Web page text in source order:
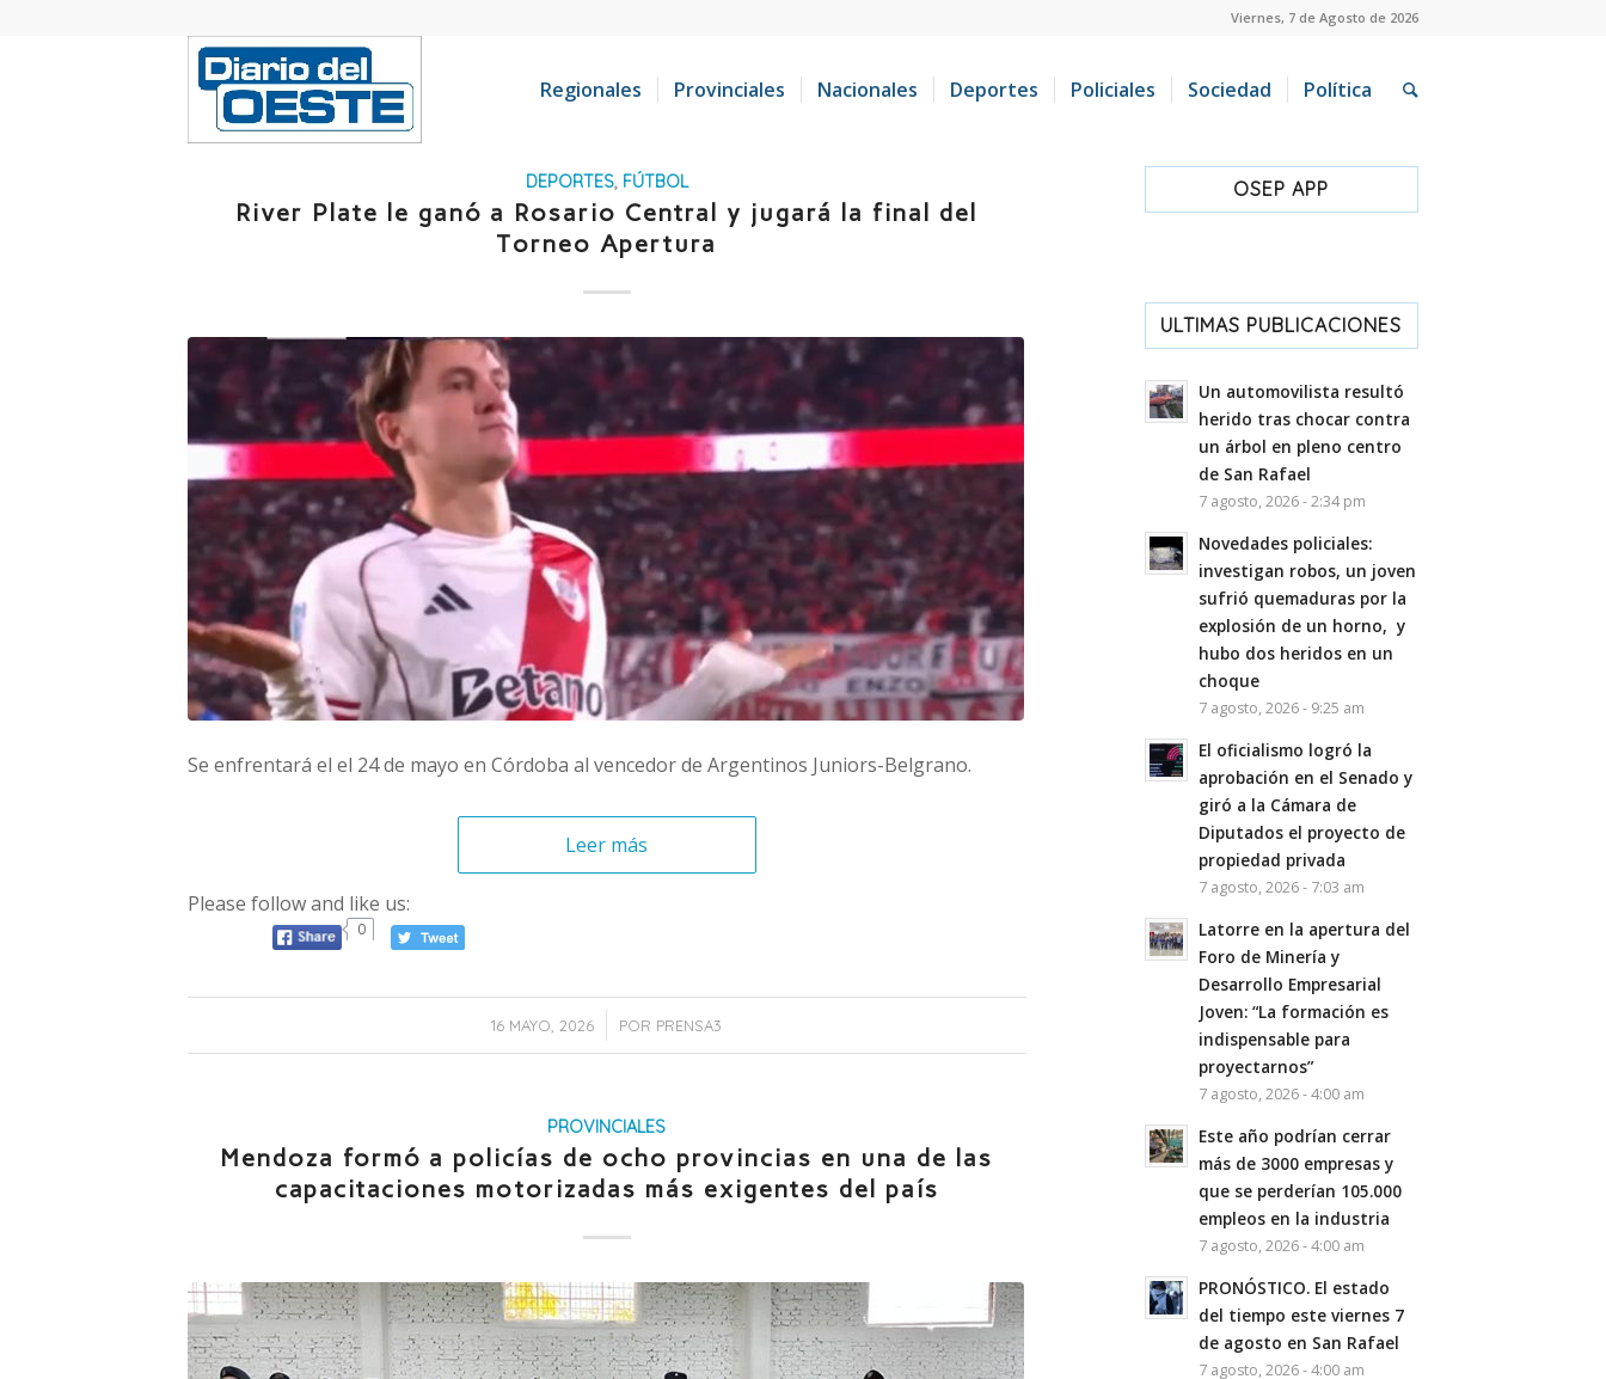
Viernes, 7 de Agosto de 2026
Regionales Provinciales Nacionales Deportes Policiales Sociedad Política
DEPORTES, FÚTBOL
River Plate le ganó a Rosario Central y jugará la final del
Torneo Apertura
Se enfrentará el el 24 de mayo en Córdoba al vencedor de Argentinos Juniors-Belgrano.
Leer más
Please follow and like us:
0
16 MAYO, 2026
/ POR PRENSA3
PROVINCIALES
Mendoza formó a policías de ocho provincias en una de las
capacitaciones motorizadas más exigentes del país
OSEP APP
ULTIMAS PUBLICACIONES
Un automovilista resultó
herido tras chocar contra
un árbol en pleno centro
de San Rafael
7 agosto, 2026 - 2:34 pm
Novedades policiales:
investigan robos, un joven
sufrió quemaduras por la
explosión de un horno, y
hubo dos heridos en un
choque
7 agosto, 2026 - 9:25 am
El oficialismo logró la
aprobación en el Senado y
giró a la Cámara de
Diputados el proyecto de
propiedad privada
7 agosto, 2026 - 7:03 am
Latorre en la apertura del
Foro de Minería y
Desarrollo Empresarial
Joven: “La formación es
indispensable para
proyectarnos”
7 agosto, 2026 - 4:00 am
Este año podrían cerrar
más de 3000 empresas y
que se perderían 105.000
empleos en la industria
7 agosto, 2026 - 4:00 am
PRONÓSTICO. El estado
del tiempo este viernes 7
de agosto en San Rafael
7 agosto, 2026 - 4:00 am